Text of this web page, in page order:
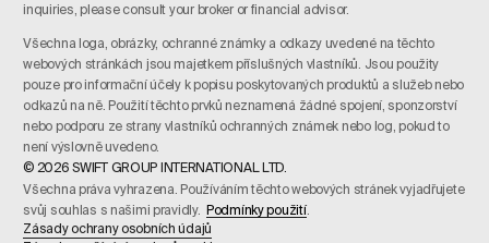
inquiries, please consult your broker or financial advisor.
Všechna loga, obrázky, ochranné známky a odkazy uvedené na těchto
webových stránkách jsou majetkem příslušných vlastníků. Jsou použity
pouze pro informační účely k popisu poskytovaných produktů a služeb nebo
odkazů na ně. Použití těchto prvků neznamená žádné spojení, sponzorství
nebo podporu ze strany vlastníků ochranných známek nebo log, pokud to
není výslovně uvedeno.
© 2026 SWIFT GROUP INTERNATIONAL LTD.
Všechna práva vyhrazena. Používáním těchto webových stránek vyjadřujete
svůj souhlas s našimi pravidly. Podmínky použití.
Zásady ochrany osobních údajů